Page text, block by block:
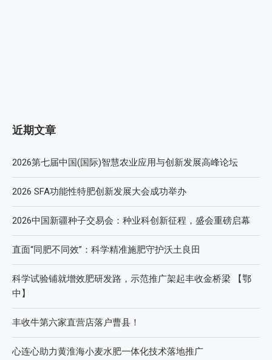
近期文章
2026第七届中国(国际)智慧农业应用与创新发展高峰论坛
2026 SFA功能性特肥创新发展大会成功举办
2026中国新疆种子交易会：种业科创新征程，盛会重磅启幕
直面“同肥不同效”：科学精准施肥守护沃土良田
科学试验铺就增效肥研发路，示范推广架起丰收金桥梁 【鄂
中】
丰收牛第六家直营店落户曹县！
心连心助力黄淮海小麦水肥一体化技术落地推广